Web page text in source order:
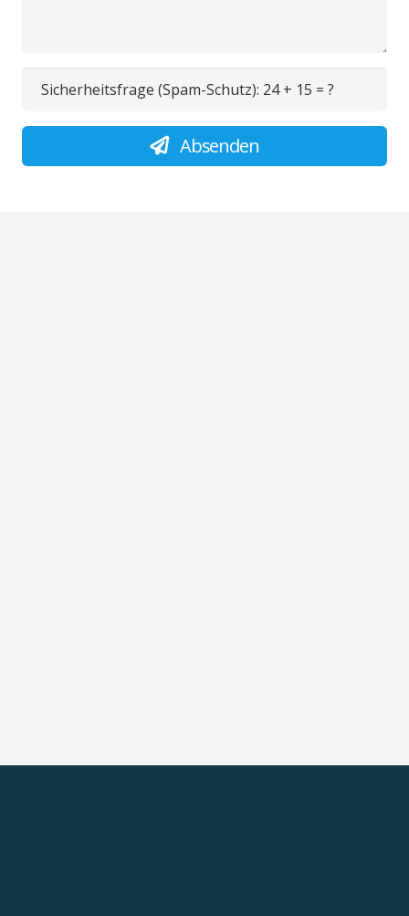
Sicherheitsfrage (Spam-Schutz): 24 + 15 = ?
Absenden